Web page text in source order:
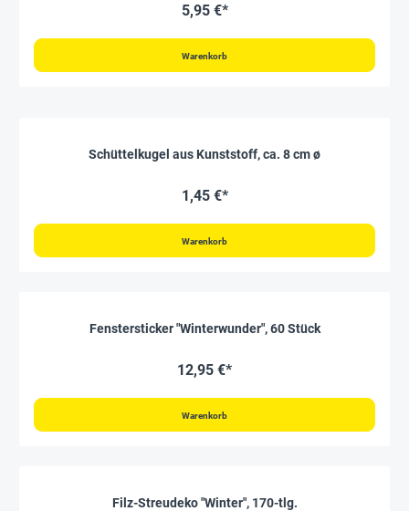
5,95 €*
Warenkorb
Schüttelkugel aus Kunststoff, ca. 8 cm ø
1,45 €*
Warenkorb
Fenstersticker "Winterwunder", 60 Stück
12,95 €*
Warenkorb
Filz-Streudeko "Winter", 170-tlg.